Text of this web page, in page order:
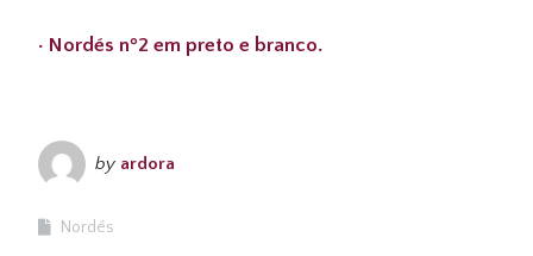
· Nordés nº2 em preto e branco.
by ardora
Nordés